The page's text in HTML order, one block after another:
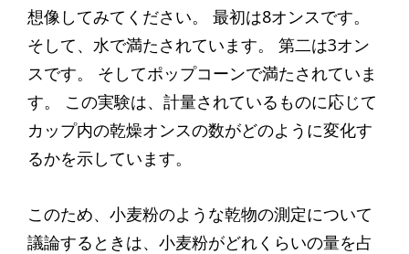
想像してみてください。 最初は8オンスです。
そして、水で満たされています。 第二は3オン
スです。 そしてポップコーンで満たされていま
す。 この実験は、計量されているものに応じて
カップ内の乾燥オンスの数がどのように変化す
るかを示しています。
このため、小麦粉のような乾物の測定について
議論するときは、小麦粉がどれくらいの量を占